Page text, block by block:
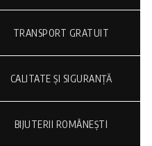
TRANSPORT GRATUIT
CALITATE ȘI SIGURANȚĂ
BIJUTERII ROMÂNEȘTI